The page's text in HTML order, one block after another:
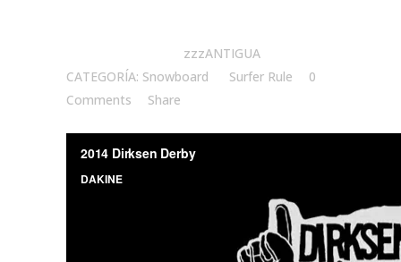
zzzANTIGUA
CATEGORÍA: Snowboard
Surfer Rule
0
Comments
Share